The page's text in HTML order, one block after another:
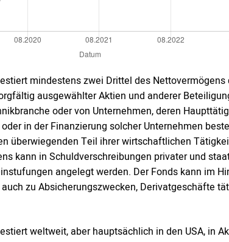
mindestens zwei Drittel des
ausgewählter Aktien und anderer
oder von Unternehmen, deren
in der Finanzierung solcher Unternehmen
überwiegenden Teil ihrer wirtschaftlichen
kann in Schuldverschreibungen privater und
angelegt werden. Der Fonds kann im
zu Absicherungszwecken, Derivatgeschäfte
weltweit, aber hauptsächlich in den USA, in